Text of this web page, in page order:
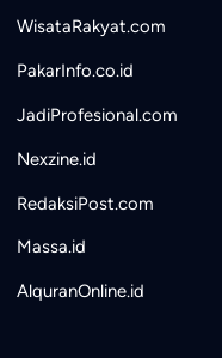
WisataRakyat.com
PakarInfo.co.id
JadiProfesional.com
Nexzine.id
RedaksiPost.com
Massa.id
AlquranOnline.id